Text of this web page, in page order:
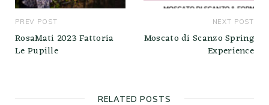
PREV POST
RosaMati 2023 Fattoria
Le Pupille
NEXT POST
Moscato di Scanzo Spring
Experience
RELATED POSTS